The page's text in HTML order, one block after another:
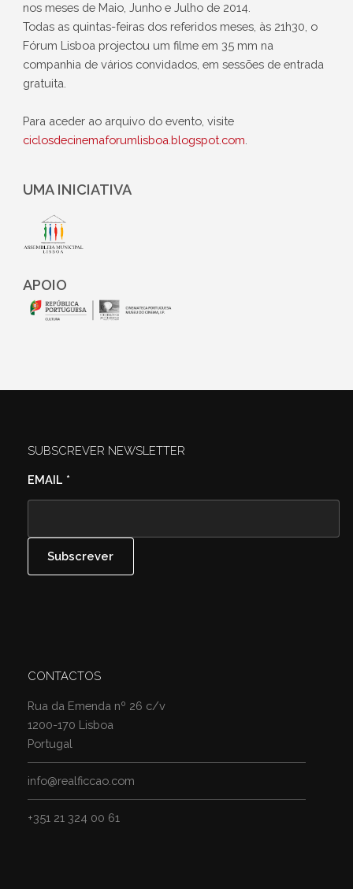
nos meses de Maio, Junho e Julho de 2014.
Todas as quintas-feiras dos referidos meses, às 21h30, o
Fórum Lisboa projectou um filme em 35 mm na
companhia de vários convidados, em sessões de entrada
gratuita.
Para aceder ao arquivo do evento, visite
ciclosdecinemaforumlisboa.blogspot.com.
UMA INICIATIVA
APOIO
SUBSCREVER NEWSLETTER
EMAIL *
CONTACTOS
Rua da Emenda nº 26 c/v
1200-170 Lisboa
Portugal
info@realficcao.com
+351 21 324 00 61